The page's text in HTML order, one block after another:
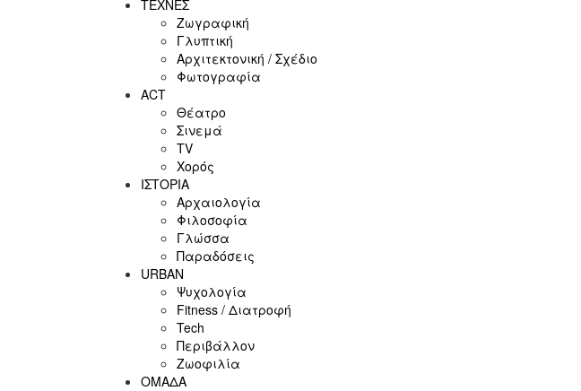
ΤΕΧΝΕΣ
Ζωγραφική
Γλυπτική
Αρχιτεκτονική / Σχέδιο
Φωτογραφία
ACT
Θέατρο
Σινεμά
ΤV
Χορός
ΙΣΤΟΡΙΑ
Αρχαιολογία
Φιλοσοφία
Γλώσσα
Παραδόσεις
URBAN
Ψυχολογία
Fitness / Διατροφή
Tech
Περιβάλλον
Ζωοφιλία
ΟΜΑΔΑ